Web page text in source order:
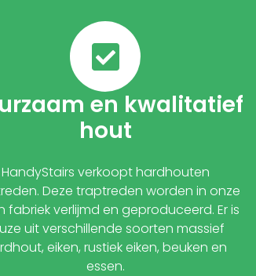
en kwalitatief
hout
HandyStairs verkoopt hardhouten
Deze traptreden worden in onze
fabriek verlijmd en geproduceerd. Er is
uit verschillende soorten massief
eiken, rustiek eiken, beuken en
essen.